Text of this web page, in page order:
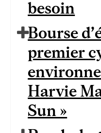
besoin
Bourse
premier
Harvie
Sun »